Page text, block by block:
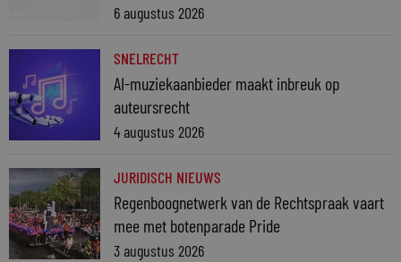
6 augustus 2026
SNELRECHT
AI-muziekaanbieder maakt inbreuk op
auteursrecht
4 augustus 2026
JURIDISCH NIEUWS
Regenboognetwerk van de Rechtspraak vaart
mee met botenparade Pride
3 augustus 2026